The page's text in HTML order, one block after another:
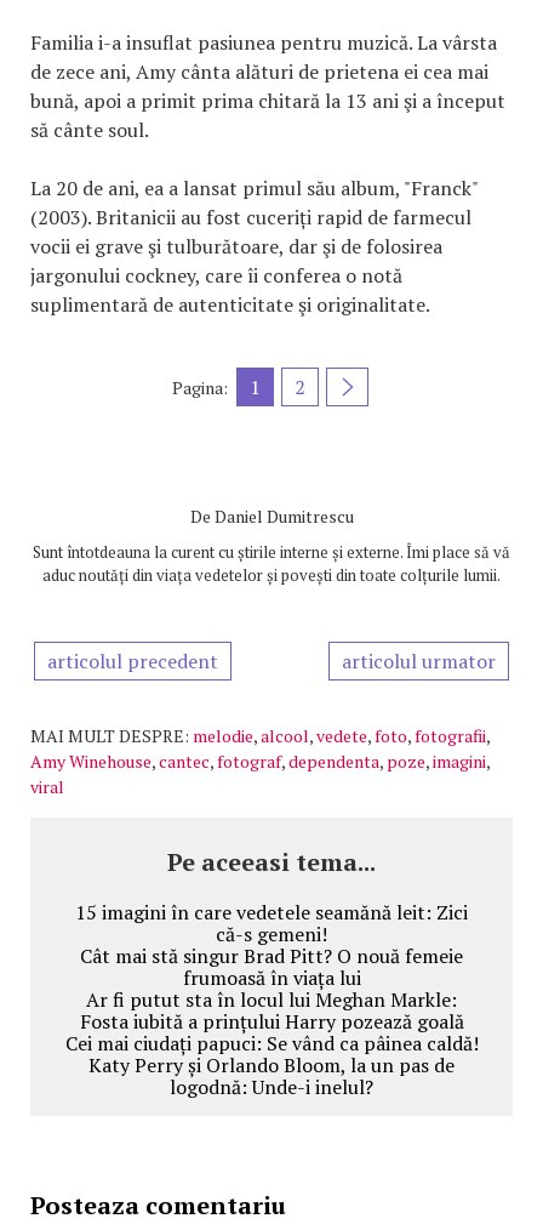
Familia i-a insuflat pasiunea pentru muzică. La vârsta
de zece ani, Amy cânta alături de prietena ei cea mai
bună, apoi a primit prima chitară la 13 ani şi a început
să cânte soul.
La 20 de ani, ea a lansat primul său album, "Franck"
(2003). Britanicii au fost cuceriți rapid de farmecul
vocii ei grave şi tulburătoare, dar şi de folosirea
jargonului cockney, care îi conferea o notă
suplimentară de autenticitate şi originalitate.
Pagina: 1 2
De Daniel Dumitrescu
Sunt întotdeauna la curent cu știrile interne și externe. Îmi place să vă
aduc noutăți din viața vedetelor și povești din toate colțurile lumii.
articolul precedent articolul urmator
MAI MULT DESPRE: melodie,alcool,vedete,foto,fotografii,
Amy Winehouse,cantec,fotograf,dependenta, poze,imagini,
viral
Pe aceeasi tema...
15 imagini în care vedetele seamănă leit: Zici
că-s gemeni!
Cât mai stă singur Brad Pitt? O nouă femeie
frumoasă în viața lui
Ar fi putut sta în locul lui Meghan Markle:
Fosta iubită a prințului Harry pozează goală
Cei mai ciudați papuci: Se vând ca pâinea caldă!
Katy Perry și Orlando Bloom, la un pas de
logodnă: Unde-i inelul?
Posteaza comentariu